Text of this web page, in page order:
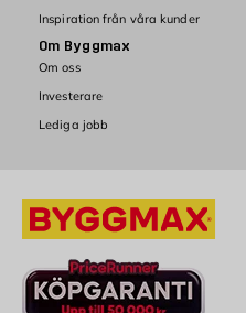
Inspiration från våra kunder
Om Byggmax
Om oss
Investerare
Lediga jobb